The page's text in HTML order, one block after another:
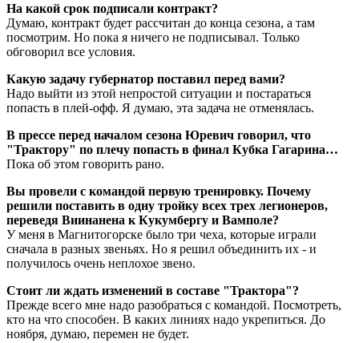
На какой срок подписали контракт?
Думаю, контракт будет рассчитан до конца сезона, а там
посмотрим. Но пока я ничего не подписывал. Только
обговорил все условия.
Какую задачу губернатор поставил перед вами?
Надо выйти из этой непростой ситуации и постараться
попасть в плей-офф. Я думаю, эта задача не отменялась.
В прессе перед началом сезона Юревич говорил, что
"Трактору" по плечу попасть в финал Кубка Гагарина…
Пока об этом говорить рано.
Вы провели с командой первую тренировку. Почему
решили поставить в одну тройку всех трех легионеров,
переведя Виинанена к Кукумбергу и Вамполе?
У меня в Магнитогорске было три чеха, которые играли
сначала в разных звеньях. Но я решил объединить их - и
получилось очень неплохое звено.
Стоит ли ждать изменений в составе "Трактора"?
Прежде всего мне надо разобраться с командой. Посмотреть,
кто на что способен. В каких линиях надо укрепиться. До
ноября, думаю, перемен не будет.